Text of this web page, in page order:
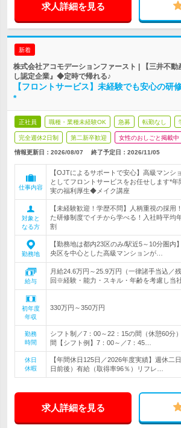
求人詳細を見る
新着
株式会社アコモデーションファースト | 【三井不
し認定企業』◆定時で帰れる♪
【フロントサービス】未経験でも安心の研
*
正社員 職種・業種未経験OK 急募 転勤なし
完全週休2日制 第二新卒歓迎 女性のおしごと掲載中
情報更新日：2026/08/07 終了予定日： 2026/11/05
仕事内容
【OJTによるサポートで安心】高級マンシ
としてフロントサービスをお任せします*
実の福利厚生◆メイク講座
対象と
なる方
【未経験歓迎！学歴不問】人柄重視の採
た研修制度でイチから学べる！入社時平均
割
勤務地
【勤務地は都内23区のみ/駅近5～10分圏
央区を中心とした高級マンションが…
給与
月給24.6万円～25.9万円（一律諸手当込／
回※経験・能力・スキル・年齢を考慮し当
初年度
年収
330万円～350万円
勤務
時間
シフト制／7：00～22：15の間（休憩60分
間【シフト例】7：00～／7：45…
休日
休暇
【年間休日125日／2026年度実績】週休二
日前後）有給（取得率96％）リフレ…
求人詳細を見る